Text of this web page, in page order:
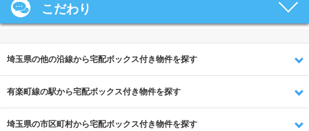
こだわり
埼玉県の他の沿線から宅配ボックス付き物件を探す
有楽町線の駅から宅配ボックス付き物件を探す
埼玉県の市区町村から宅配ボックス付き物件を探す